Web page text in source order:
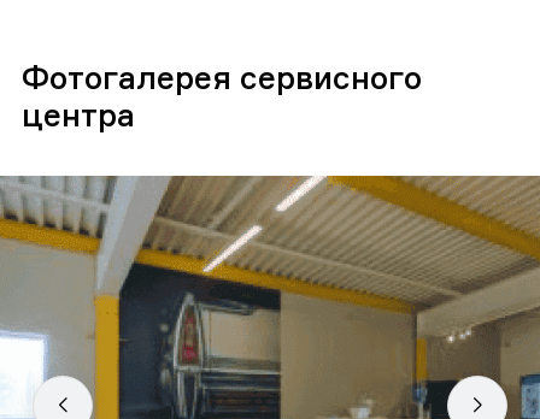
Фотогалерея сервисного
центра